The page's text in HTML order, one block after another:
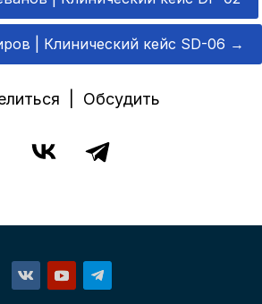
| Клинический кейс SD-06 →
| Обсудить